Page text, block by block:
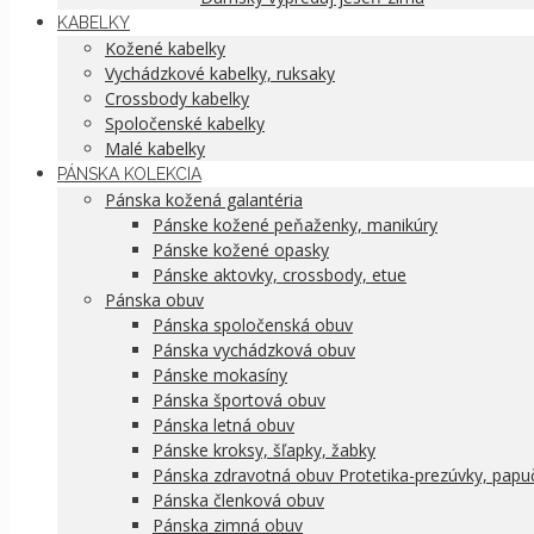
KABELKY
Kožené kabelky
Vychádzkové kabelky, ruksaky
Crossbody kabelky
Spoločenské kabelky
Malé kabelky
PÁNSKA KOLEKCIA
Pánska kožená galantéria
Pánske kožené peňaženky, manikúry
Pánske kožené opasky
Pánske aktovky, crossbody, etue
Pánska obuv
Pánska spoločenská obuv
Pánska vychádzková obuv
Pánske mokasíny
Pánska športová obuv
Pánska letná obuv
Pánske kroksy, šľapky, žabky
Pánska zdravotná obuv Protetika-prezúvky,
Pánska členková obuv
Pánska zimná obuv